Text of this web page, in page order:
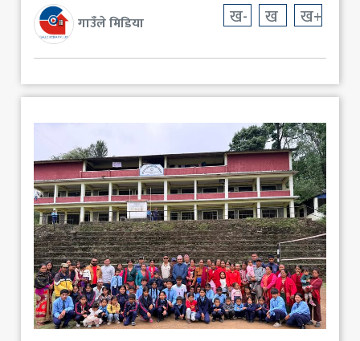
स्वास्थ्य
ट्राभल
मनोरञ्जन
खेलकुद
गाउँले मिडिया ख- ख ख+